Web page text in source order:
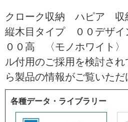
クローク収納 ハピア 収
縦木目タイプ ００デザ
００高 〈モノホワイト
ル付用のご採用を検討さ
ら製品の情報がご覧いただ
各種データ・ライブラリー